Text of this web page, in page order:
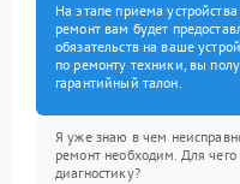
На этапе приема
ремонт вам будет
обязательств на ваше
по ремонту техники, вы
гарантийный талон.
Я уже знаю в чем
ремонт необходим. Для чего
диагностику?